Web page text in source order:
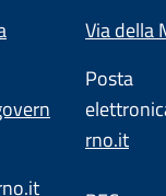
Via della
Posta
rno.it